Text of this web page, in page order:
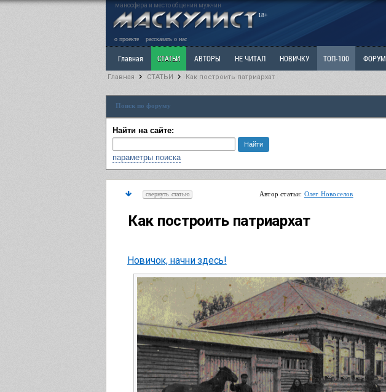
маносфера и место общения мужчин
18+
о проекте рассказать о нас
Главная СТАТЬИ АВТОРЫ НЕ ЧИТАЛ НОВИЧКУ ТОП-100 ФОРУМ
Ветка: Расстаюсь или Развожусь. САНЧАС
РАЗДЕЛ: Разное
Главная СТАТЬИ Как построить патриархат
Поиск по форуму
Найти на сайте:
параметры поиска
свернуть статью Автор статьи: Олег Новоселов
Как построить патриархат
Новичок, начни здесь!